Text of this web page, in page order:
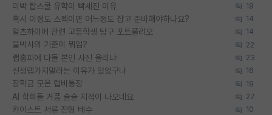
미박 탑스쿨 유학이 빡세진 이유 19
혹시 이정도 스펙이면 어느정도 잡고 준비해야하나요? 14
알츠하이머 관련 고등학생 탐구 포트폴리오 14
물박사의 기준이 뭐임? 22
랩홈피에 다들 본인 사진 올리냐 23
신생랩가지말라는 이유가 있었구나 16
장학금 모은 랩비통장 19
AI 학회들 거품 슬슬 지적이 나오네요 27
카이스트 서류 전형 배수 10